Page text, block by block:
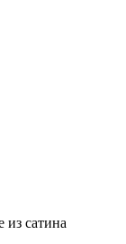
из сатина